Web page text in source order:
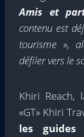
Amis et
contenu est
tourisme »,
défiler vers le
Khiri Reach,
«GT» Khiri
les guides